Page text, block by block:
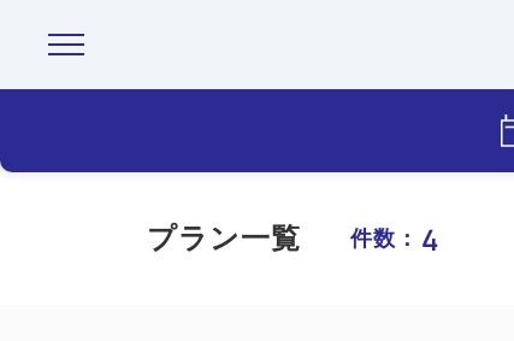
プラン一覧 件数： 4